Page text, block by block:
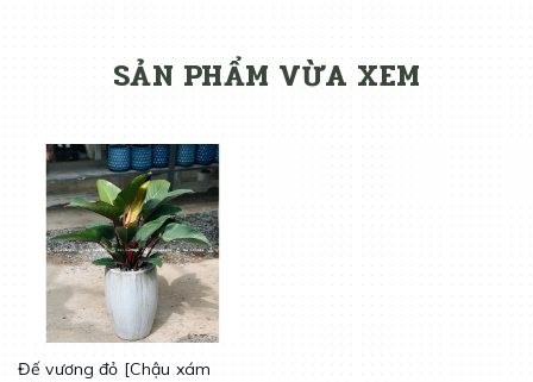
SẢN PHẨM VỪA XEM
Đế vương đỏ [Chậu xám